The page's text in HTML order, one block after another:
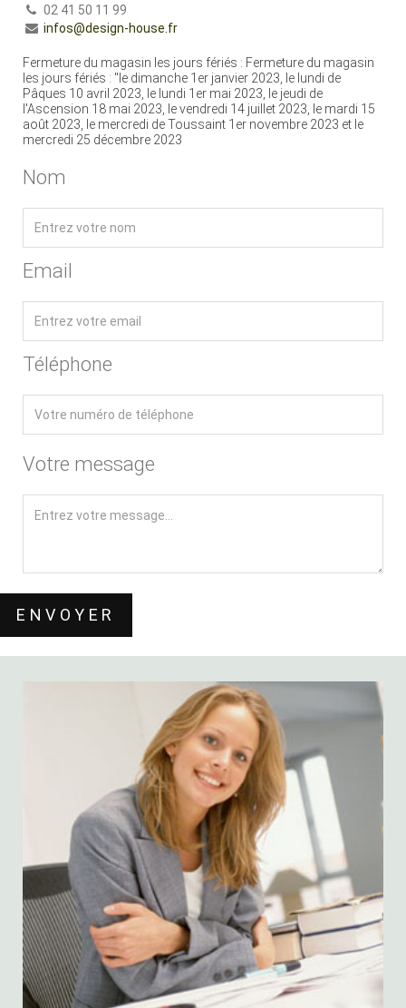
02 41 50 11 99
infos@design-house.fr
Fermeture du magasin les jours fériés : Fermeture du magasin
les jours fériés : "le dimanche 1er janvier 2023, le lundi de
Pâques 10 avril 2023, le lundi 1er mai 2023, le jeudi de
l'Ascension 18 mai 2023, le vendredi 14 juillet 2023, le mardi 15
août 2023, le mercredi de Toussaint 1er novembre 2023 et le
mercredi 25 décembre 2023
Nom
Email
Téléphone
Votre message
ENVOYER